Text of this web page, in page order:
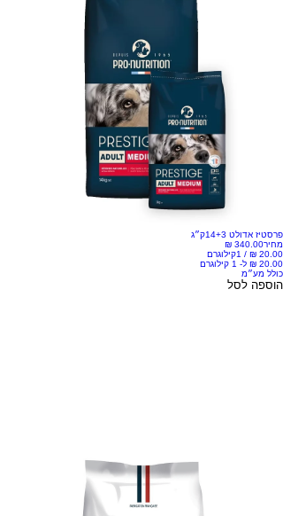
פרסטיז אדולט 14+3ק״ג
מחיר
/ 1קילוגרם
כולל מע״מ
הוספה לסל